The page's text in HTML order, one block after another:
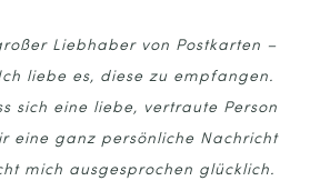
Liebhaber von Postkarten –
liebe es, diese zu empfangen.
sich eine liebe, vertraute Person
eine ganz persönliche Nachricht
mich ausgesprochen glücklich.